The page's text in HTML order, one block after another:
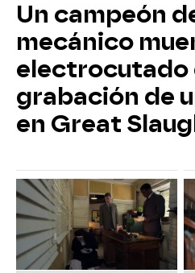
Un campeón
mecánico
electrocutado
grabación de
en Great